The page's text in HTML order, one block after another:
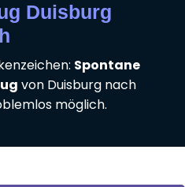
Duisburg
Spontane
von Duisburg nach
möglich.